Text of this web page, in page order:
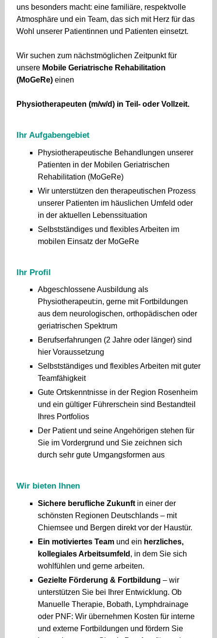
uns besonders macht: eine familiäre, respektvolle
Atmosphäre und ein Team, das sich mit Herz für das
Wohl unserer Patientinnen und Patienten einsetzt.
Wir suchen zum nächstmöglichen Zeitpunkt für
unsere Mobile Geriatrische Rehabilitation
(MoGeRe) einen
Physiotherapeuten (m/w/d) in Teil- oder Vollzeit.
Ihr Aufgabengebiet
Physiotherapeutische Behandlungen unserer
Patienten in der Mobilen Geriatrischen
Rehabilitation (MoGeRe)
Wir unterstützen den therapeutischen Prozess
unserer Patienten im häuslichen Umfeld oder
in der aktuellen Lebenssituation
Selbstständiges und flexibles Arbeiten im
mobilen Einsatz der MoGeRe
Ihr Profil
Abgeschlossene Ausbildung als
Physiotherapeut:in, gerne mit Fortbildungen
aus dem neurologischen, orthopädischen oder
geriatrischen Spektrum
Berufserfahrungen (2 Jahre oder länger) sind
hier Voraussetzung
Selbstständiges und flexibles Arbeiten mit guter
Teamfähigkeit
Gute Ortskenntnisse in der Region Rosenheim
und ein gültiger Führerschein sind Bestandteil
Ihres Portfolios
Der Patient und seine Angehörigen stehen für
Sie im Vordergrund und Sie zeichnen sich
durch sehr gute Umgangsformen aus
Wir bieten Ihnen
Sichere berufliche Zukunftin einer der
schönsten Regionen Deutschlands – mit
Chiemsee und Bergen direkt vor der Haustür.
Ein motiviertes Teamund ein herzliches,
kollegiales Arbeitsumfeld , in dem Sie sich
wohlfühlen und gerne arbeiten.
Gezielte Förderung & Fortbildung – wir
unterstützen Sie bei Ihrer Entwicklung. Ob
Manuelle Therapie, Bobath, Lymphdrainage
oder PNF: Wir übernehmen Kosten für interne
und externe Fortbildungen und fördern Sie